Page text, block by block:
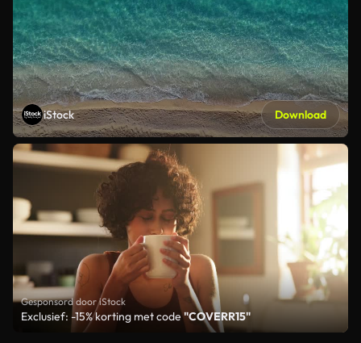
iStock Download
Gesponsord door iStock
Exclusief: -15% korting met code"COVERR15"